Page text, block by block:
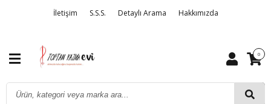
İletişim S.S.S. Detaylı Arama Hakkımızda
0